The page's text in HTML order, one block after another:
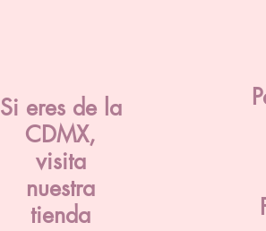
Si eres de la
CDMX,
visita
nuestra
tienda